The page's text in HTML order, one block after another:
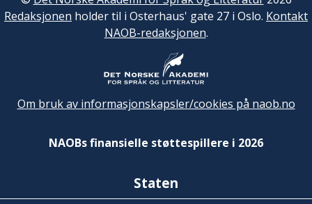
Redaksjonen holder til i Osterhaus' gate 27 i Oslo. Kontakt
NAOB-redaksjonen.
Om bruk av informasjonskapsler/cookies på naob.no
NAOBs finansielle støttespillere i 2026
Staten